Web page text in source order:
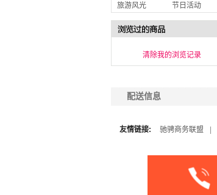
旅游风光
节日活动
清除我的浏览记录
配送信息
友情链接: 驰骋商务联盟